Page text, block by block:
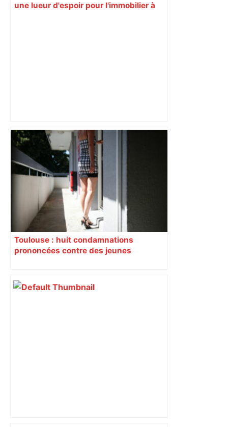
une lueur d'espoir pour l'immobilier à
"C'est la reprise des bouchons et c'est
horrible", plus de 17 km de
ralentissements autour de Toulouse ce
jeudi matin, on vous donne les
secteurs à éviter – ladepeche.fr
Toulouse : huit condamnations
prononcées contre des jeunes